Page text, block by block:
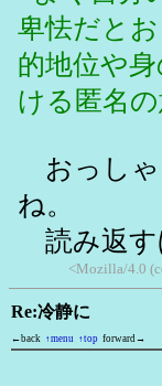
卑怯だと
的地位や
ける匿名
おっしゃ
ね。
読み返す
<Mozilla/4.0
Re:冷静に
←back ↑menu ↑top forward→